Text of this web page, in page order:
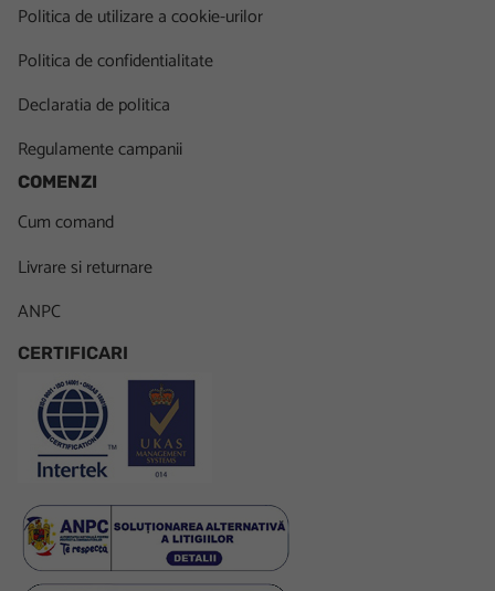
Politica de utilizare a cookie-urilor
Politica de confidentialitate
Declaratia de politica
Regulamente campanii
COMENZI
Cum comand
Livrare si returnare
ANPC
CERTIFICARI